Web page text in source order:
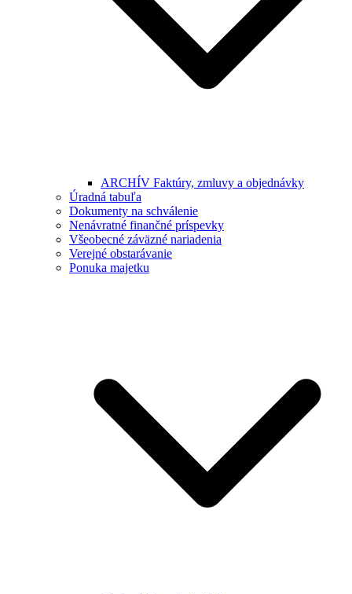
ARCHÍV Faktúry, zmluvy a objednávky
Úradná tabuľa
Dokumenty na schválenie
Nenávratné finančné príspevky
Všeobecné záväzné nariadenia
Verejné obstarávanie
Ponuka majetku